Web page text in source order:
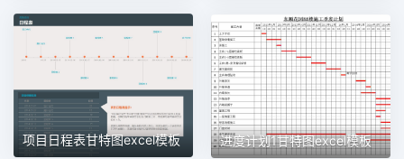
项目日程表甘特图excel模板 进度计划1甘特图excel模板